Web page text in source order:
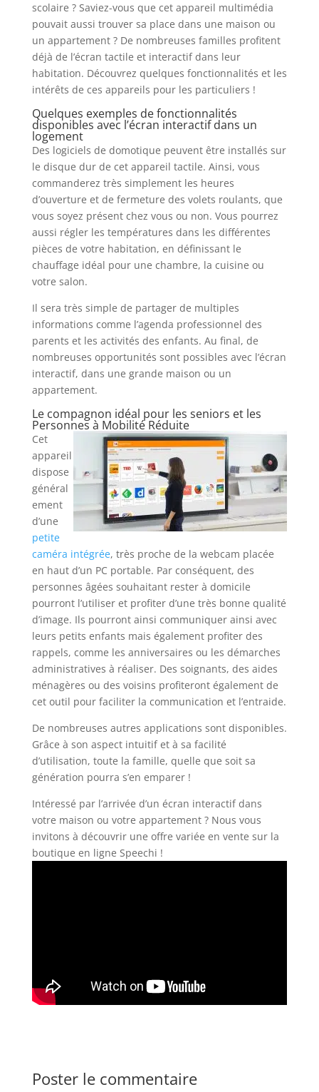
scolaire ? Saviez-vous que cet appareil multimédia
pouvait aussi trouver sa place dans une maison ou
un appartement ? De nombreuses familles profitent
déjà de l’écran tactile et interactif dans leur
habitation. Découvrez quelques fonctionnalités et les
intérêts de ces appareils pour les particuliers !
Quelques exemples de fonctionnalités
disponibles avec l’écran interactif dans un
logement
Des logiciels de domotique peuvent être installés sur
le disque dur de cet appareil tactile. Ainsi, vous
commanderez très simplement les heures
d’ouverture et de fermeture des volets roulants, que
vous soyez présent chez vous ou non. Vous pourrez
aussi régler les températures dans les différentes
pièces de votre habitation, en définissant le
chauffage idéal pour une chambre, la cuisine ou
votre salon.
Il sera très simple de partager de multiples
informations comme l’agenda professionnel des
parents et les activités des enfants. Au final, de
nombreuses opportunités sont possibles avec l’écran
interactif, dans une grande maison ou un
appartement.
Le compagnon idéal pour les seniors et les
Personnes à Mobilité Réduite
Cet
appareil
dispose
général
ement
d’une
petite
caméra intégrée, très proche de la webcam placée
en haut d’un PC portable. Par conséquent, des
personnes âgées souhaitant rester à domicile
pourront l’utiliser et profiter d’une très bonne qualité
d’image. Ils pourront ainsi communiquer ainsi avec
leurs petits enfants mais également profiter des
rappels, comme les anniversaires ou les démarches
administratives à réaliser. Des soignants, des aides
ménagères ou des voisins profiteront également de
cet outil pour faciliter la communication et l’entraide.
De nombreuses autres applications sont disponibles.
Grâce à son aspect intuitif et à sa facilité
d’utilisation, toute la famille, quelle que soit sa
génération pourra s’en emparer !
Intéressé par l’arrivée d’un écran interactif dans
votre maison ou votre appartement ? Nous vous
invitons à découvrir une offre variée en vente sur la
boutique en ligne Speechi !
Poster le commentaire